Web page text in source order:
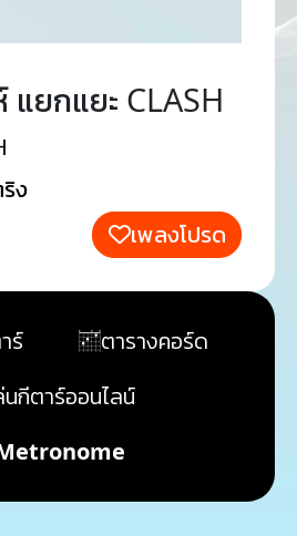
แยกแยะ CLASH
ง
เพลงโปรด
ร์
ตารางคอร์ด
นกีตาร์ออนไลน์